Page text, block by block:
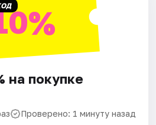
на покупке
Проверено: 1 минуту назад